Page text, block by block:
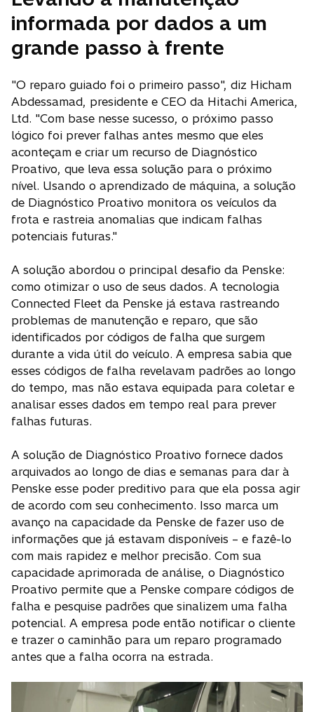
informada por dados a um
grande passo à frente
"O reparo guiado foi o primeiro passo", diz Hicham
Abdessamad, presidente e CEO da Hitachi America,
Ltd. "Com base nesse sucesso, o próximo passo
lógico foi prever falhas antes mesmo que eles
aconteçam e criar um recurso de Diagnóstico
Proativo, que leva essa solução para o próximo
nível. Usando o aprendizado de máquina, a solução
de Diagnóstico Proativo monitora os veículos da
frota e rastreia anomalias que indicam falhas
potenciais futuras."
A solução abordou o principal desafio da Penske:
como otimizar o uso de seus dados. A tecnologia
Connected Fleet da Penske já estava rastreando
problemas de manutenção e reparo, que são
identificados por códigos de falha que surgem
durante a vida útil do veículo. A empresa sabia que
esses códigos de falha revelavam padrões ao longo
do tempo, mas não estava equipada para coletar e
analisar esses dados em tempo real para prever
falhas futuras.
A solução de Diagnóstico Proativo fornece dados
arquivados ao longo de dias e semanas para dar à
Penske esse poder preditivo para que ela possa agir
de acordo com seu conhecimento. Isso marca um
avanço na capacidade da Penske de fazer uso de
informações que já estavam disponíveis – e fazê-lo
com mais rapidez e melhor precisão. Com sua
capacidade aprimorada de análise, o Diagnóstico
Proativo permite que a Penske compare códigos de
falha e pesquise padrões que sinalizem uma falha
potencial. A empresa pode então notificar o cliente
e trazer o caminhão para um reparo programado
antes que a falha ocorra na estrada.